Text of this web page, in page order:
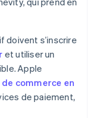
doivent s’inscrire
et utiliser un
Apple
commerce en
de paiement,